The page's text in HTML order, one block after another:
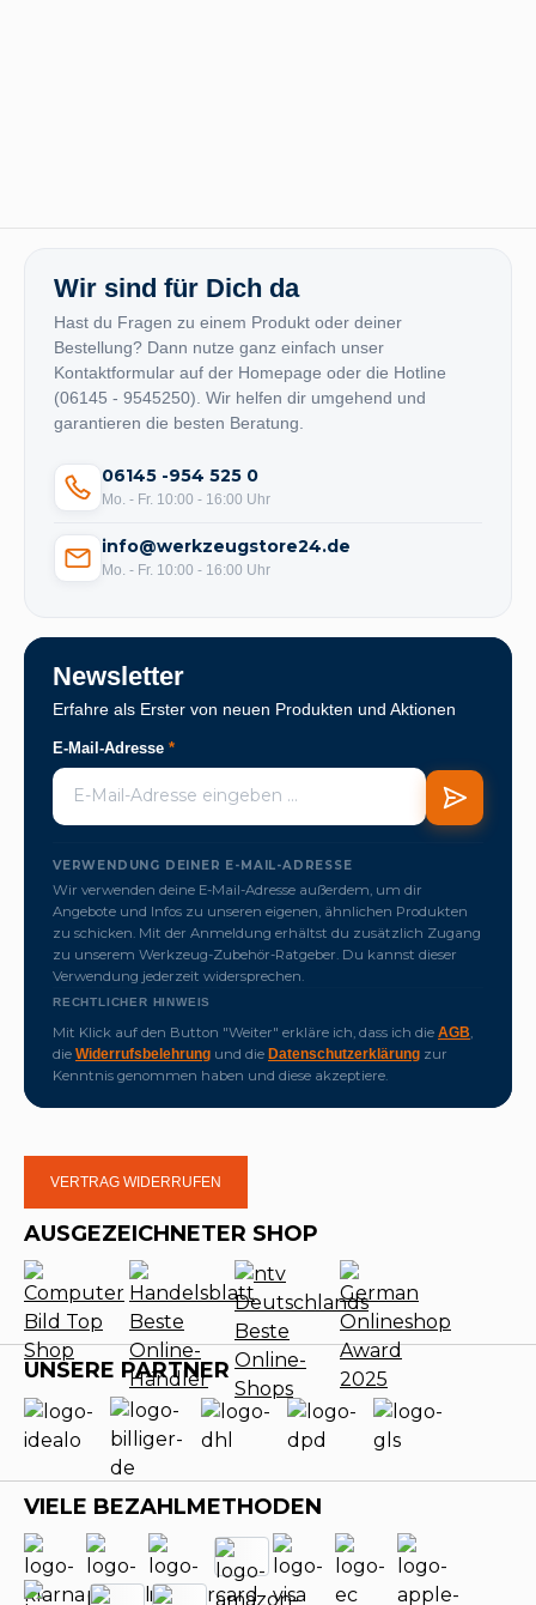
Wir sind für Dich da
Hast du Fragen zu einem Produkt oder deiner
Bestellung? Dann nutze ganz einfach unser
Kontaktformular auf der Homepage oder die Hotline
(06145 - 9545250). Wir helfen dir umgehend und
garantieren die besten Beratung.
06145 -954 525 0
Mo. - Fr. 10:00 - 16:00 Uhr
info@werkzeugstore24.de
Mo. - Fr. 10:00 - 16:00 Uhr
Newsletter
Erfahre als Erster von neuen Produkten und Aktionen
E-Mail-Adresse *
VERWENDUNG DEINER E-MAIL-ADRESSE
Wir verwenden deine E-Mail-Adresse außerdem, um dir
Angebote und Infos zu unseren eigenen, ähnlichen Produkten
zu schicken. Mit der Anmeldung erhältst du zusätzlich Zugang
zu unserem Werkzeug-Zubehör-Ratgeber. Du kannst dieser
Verwendung jederzeit widersprechen.
RECHTLICHER HINWEIS
Mit Klick auf den Button "Weiter" erkläre ich, dass ich die AGB
die Widerrufsbelehrung und die Datenschutzerklärung zur
Kenntnis genommen haben und diese akzeptiere.
VERTRAG WIDERRUFEN
AUSGEZEICHNETER SHOP
UNSERE PARTNER
VIELE BEZAHLMETHODEN